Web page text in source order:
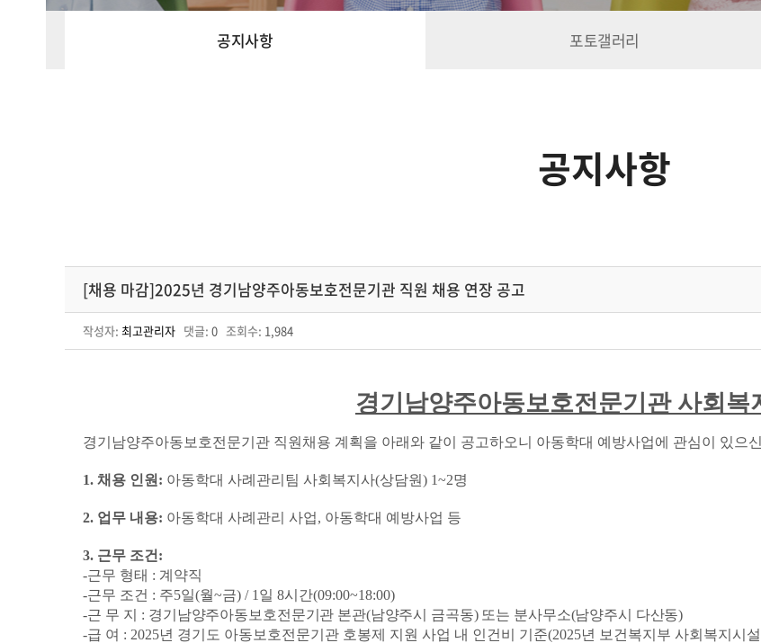
공지사항 포토갤러리
공지사항
[채용 마감]2025년 경기남양주아동보호전문기관 직원 채용 연장 공고
작성자: 최고관리자 댓글: 0 조회수: 1,984
경기남양주아동보호전문기관 사회복
경기남양주아동보호전문기관 직원채용 계획을 아래와 같이 공고하오니 아동학대 예방사업에 관심이 있으
1. 채용 인원 : 아동학대 사례관리팀 사회복지사(상담원) 1~2명
2. 업무 내용: 아동학대 사례관리 사업, 아동학대 예방사업 등
3. 근무 조건 :
-근무 형태 : 계약직
-근무 조건 : 주5일(월~금) / 1 일 8시간(09:00~18:00)
-근 무 지 : 경기남양주아동보호전문기관 본관(남양주시 금곡동) 또는 분사무소(남양주시 다산동)
-급 여 : 2025년 경기도 아동보호전문기관 호봉제 지원 사업 내 인건비 기준(2025년 보건복지부 사회복지시